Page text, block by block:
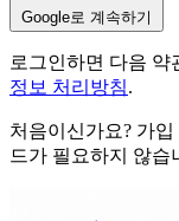
Google로 계속하기
로그인하면 다음 약
정보 처리방침.
처음이신가요? 가
드가 필요하지 않습